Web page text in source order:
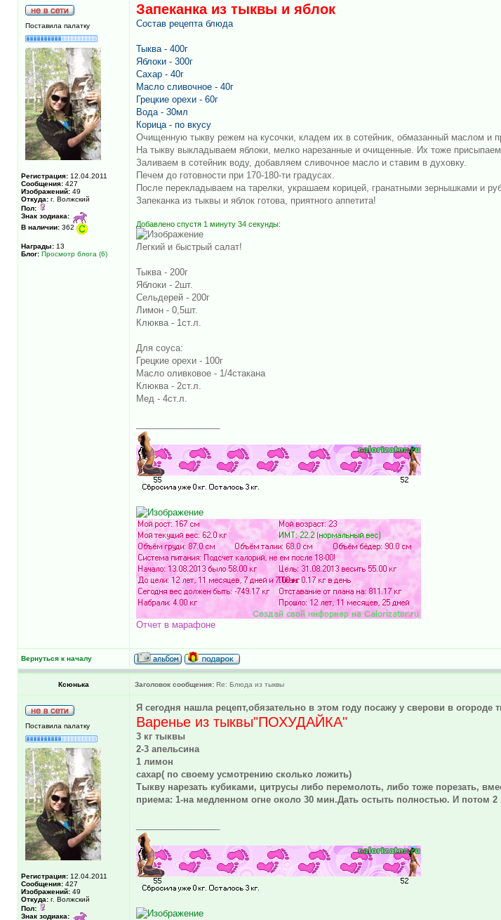
Поставила палатку
Регистрация: 12.04.2011
Сообщения: 427
Изображений: 49
Откуда: г. Волжский
Пол:
Знак зодиака:
В наличии: 362
Награды: 13
Блог: Просмотр блога (6)
Запеканка из тыквы и яблок
Состав рецепта блюда
Тыква - 400г
Яблоки - 300г
Сахар - 40г
Масло сливочное - 40г
Грецкие орехи - 60г
Вода - 30мл
Корица - по вкусу
Очищенную тыкву режем на кусочки, кладем их в сотейник, обмазанный маслом и
На тыкву выкладываем яблоки, мелко нарезанные и очищенные. Их тоже присыпаем
Заливаем в сотейник воду, добавляем сливочное масло и ставим в духовку.
Печем до готовности при 170-180-ти градусах.
После перекладываем на тарелки, украшаем корицей, гранатными зернышками и
Запеканка из тыквы и яблок готова, приятного аппетита!
Добавлено спустя 1 минуту 34 секунды:
Легкий и быстрый салат!
Тыква - 200г
Яблоки - 2шт.
Сельдерей - 200г
Лимон - 0,5шт.
Клюква - 1ст.л.
Для соуса:
Грецкие орехи - 100г
Масло оливковое - 1/4стакана
Клюква - 2ст.л.
Мед - 4ст.л.
Отчет в марафоне
Вернуться к началу
Ксюнька Заголовок сообщения: Re: Блюда из тыквы
Поставила палатку
Регистрация: 12.04.2011
Сообщения: 427
Изображений: 49
Откуда: г. Волжский
Пол:
Знак зодиака:
Я сегодня нашла рецепт,обязательно в этом году посажу у сверови в
Варенье из тыквы"ПОХУДАЙКА"
3 кг тыквы
2-3 апельсина
1 лимон
сахар( по своему усмотрению сколько ложить)
Тыкву нарезать кубиками, цитрусы либо перемолоть, либо тоже порезать,
приема: 1-на медленном огне около 30 мин.Дать остыть полностью. И потом 2